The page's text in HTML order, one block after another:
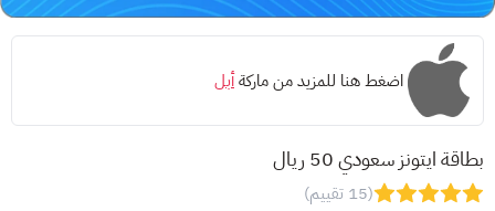
اضغط هنا للمزيد من ماركةأبل
بطاقة ايتونز سعودي 50 ريال
(15 تقييم)